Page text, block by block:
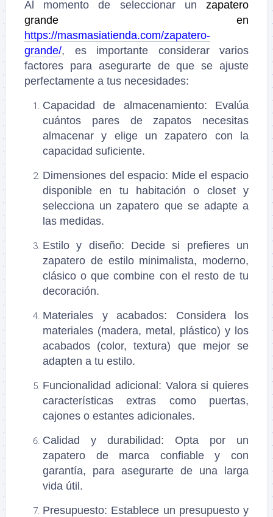
Al momento de seleccionar un zapatero
grande en
https://masmasiatienda.com/zapatero-
grande/, es importante considerar varios
factores para asegurarte de que se ajuste
perfectamente a tus necesidades:
Capacidad de almacenamiento: Evalúa
cuántos pares de zapatos necesitas
almacenar y elige un zapatero con la
capacidad suficiente.
Dimensiones del espacio: Mide el espacio
disponible en tu habitación o closet y
selecciona un zapatero que se adapte a
las medidas.
Estilo y diseño: Decide si prefieres un
zapatero de estilo minimalista, moderno,
clásico o que combine con el resto de tu
decoración.
Materiales y acabados: Considera los
materiales (madera, metal, plástico) y los
acabados (color, textura) que mejor se
adapten a tu estilo.
Funcionalidad adicional : Valora si quieres
características extras como puertas,
cajones o estantes adicionales.
Calidad y durabilidad: Opta por un
zapatero de marca confiable y con
garantía, para asegurarte de una larga
vida útil.
Presupuesto: Establece un presupuesto y